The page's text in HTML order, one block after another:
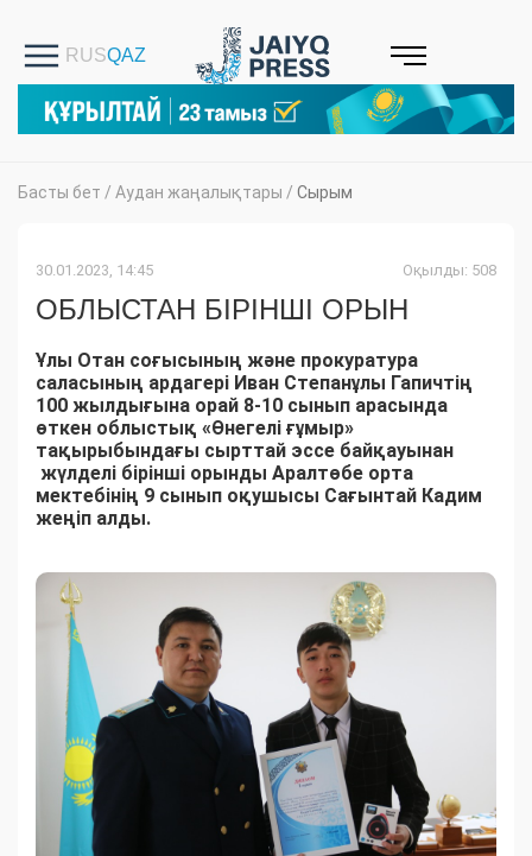
Басты бет / Аудан жаңалықтары / Сырым
30.01.2023, 14:45 Оқылды: 508
ОБЛЫСТАН БІРІНШІ ОРЫН
Ұлы Отан соғысының және прокуратура
саласының ардагері Иван Степанұлы Гапичтің
100 жылдығына орай 8-10 сынып арасында
өткен облыстық «Өнегелі ғұмыр»
тақырыбындағы сырттай эссе байқауынан
жүлделі бірінші орынды Аралтөбе орта
мектебінің 9 сынып оқушысы Сағынтай Кадим
жеңіп алды.